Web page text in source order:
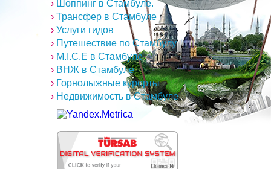
› Шоппинг в Стамбуле.
› Трансфер в Стамбуле
› Услуги гидов
› Путешествие по Стамбулу
› M.I.C.E в Стамбуле
› ВНЖ в Стамбуле
› Горнолыжные курорты
› Недвижимость в Стамбуле